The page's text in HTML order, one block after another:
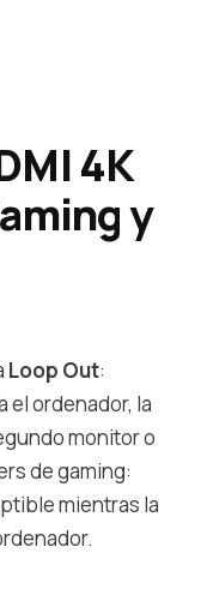
4K
y
Loop Out:
el ordenador, la
monitor o
de gaming:
mientras la